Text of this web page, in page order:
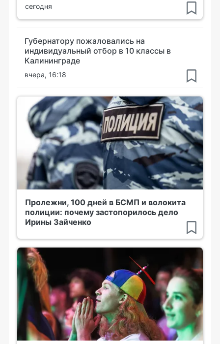
сегодня
Губернатору пожаловались на
индивидуальный отбор в 10 классы в
Калининграде
вчера, 16:18
Пролежни, 100 дней в БСМП и волокита
полиции: почему застопорилось дело
Ирины Зайченко